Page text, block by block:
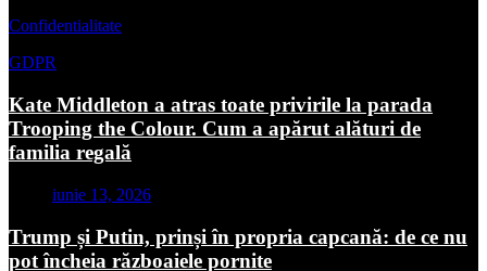
Confidentialitate
GDPR
Kate Middleton a atras toate privirile la parada
Trooping the Colour. Cum a apărut alături de
familia regală
iunie 13, 2026
Trump și Putin, prinși în propria capcană: de ce nu
pot încheia războaiele pornite